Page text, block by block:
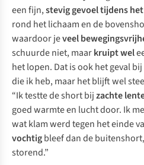
een fijn,stevig gevoel tijdens
rond het lichaam en de
waardoor jeveel
schuurde niet, maarkruiptwel
het lopen. Dat is ook het geval
die ik heb, maar het blijft wel
“Ik testte de short bijzachte
goed warmte en lucht door. Ik
wat klam werd tegen het einde
vochtigbleef dan de
storend.”